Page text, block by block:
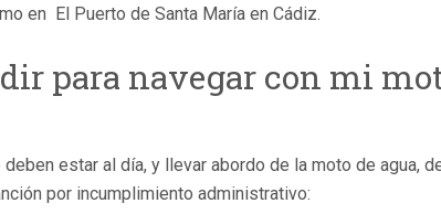
en El Puerto de Santa María en Cádiz.
para navegar con mi
estar al día, y llevar abordo de la moto de agua,
por incumplimiento administrativo: